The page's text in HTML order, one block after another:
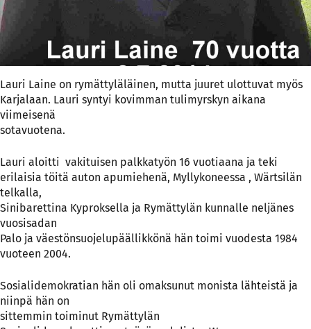
Lauri Laine on rymättyläläinen, mutta juuret ulottuvat myös
Karjalaan. Lauri syntyi kovimman tulimyrskyn aikana
viimeisenä
sotavuotena.
Lauri aloitti vakituisen palkkatyön 16 vuotiaana ja teki
erilaisia töitä auton apumiehenä, Myllykoneessa , Wärtsilän
telkalla,
Sinibarettina Kyproksella ja Rymättylän kunnalle neljänes
vuosisadan
Palo ja väestönsuojelupäällikkönä hän toimi vuodesta 1984
vuoteen 2004.
Sosialidemokratian hän oli omaksunut monista lähteistä ja
niinpä hän on
sittemmin toiminut Rymättylän